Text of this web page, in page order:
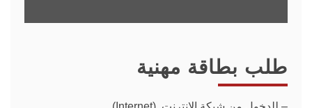
طلب بطاقة مهنية